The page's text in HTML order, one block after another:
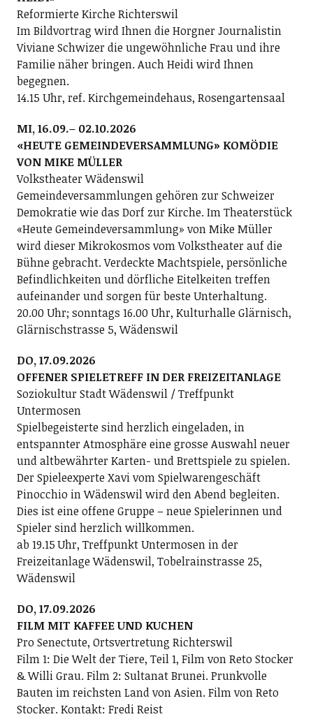
Reformierte Kirche Richterswil
Im Bildvortrag wird Ihnen die Horgner Journalistin
Viviane Schwizer die ungewöhnliche Frau und ihre
Familie näher bringen. Auch Heidi wird Ihnen
begegnen.
14.15 Uhr, ref. Kirchgemeindehaus, Rosengartensaal
MI, 16.09.– 02.10.2026
«HEUTE GEMEINDEVERSAMMLUNG» KOMÖDIE
VON MIKE MÜLLER
Volkstheater Wädenswil
Gemeindeversammlungen gehören zur Schweizer
Demokratie wie das Dorf zur Kirche. Im Theaterstück
«Heute Gemeindeversammlung» von Mike Müller
wird dieser Mikrokosmos vom Volkstheater auf die
Bühne gebracht. Verdeckte Machtspiele, persönliche
Befindlichkeiten und dörfliche Eitelkeiten treffen
aufeinander und sorgen für beste Unterhaltung.
20.00 Uhr; sonntags 16.00 Uhr, Kulturhalle Glärnisch,
Glärnischstrasse 5, Wädenswil
DO, 17.09.2026
OFFENER SPIELETREFF IN DER FREIZEITANLAGE
Soziokultur Stadt Wädenswil / Treffpunkt
Untermosen
Spielbegeisterte sind herzlich eingeladen, in
entspannter Atmosphäre eine grosse Auswahl neuer
und altbewährter Karten- und Brettspiele zu spielen.
Der Spieleexperte Xavi vom Spielwarengeschäft
Pinocchio in Wädenswil wird den Abend begleiten.
Dies ist eine offene Gruppe – neue Spielerinnen und
Spieler sind herzlich willkommen.
ab 19.15 Uhr, Treffpunkt Untermosen in der
Freizeitanlage Wädenswil, Tobelrainstrasse 25,
Wädenswil
DO, 17.09.2026
FILM MIT KAFFEE UND KUCHEN
Pro Senectute, Ortsvertretung Richterswil
Film 1: Die Welt der Tiere, Teil 1, Film von Reto Stocker
& Willi Grau. Film 2: Sultanat Brunei. Prunkvolle
Bauten im reichsten Land von Asien. Film von Reto
Stocker. Kontakt: Fredi Reist